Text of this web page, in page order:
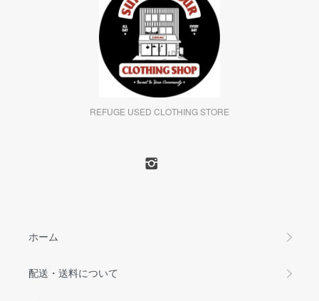
REFUGE USED CLOTHING STORE
ホーム
配送・送料について